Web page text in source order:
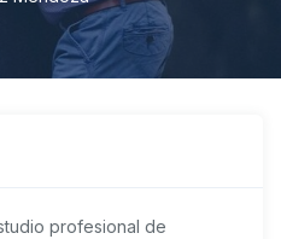
profesional de